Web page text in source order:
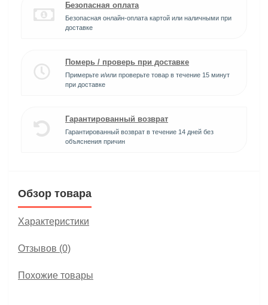
Безопасная оплата
Безопасная онлайн-оплата картой или наличными при
доставке
Померь / проверь при доставке
Примерьте и/или проверьте товар в течение 15 минут
при доставке
Гарантированный возврат
Гарантированный возврат в течение 14 дней без
объяснения причин
Обзор товара
Характеристики
Отзывов (0)
Похожие товары